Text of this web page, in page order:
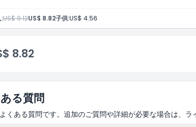
ルポリシー
:US$ 9.12US$ 8.82子供:US$ 4.56
8.82
る質問
くある質問です。追加のご質問や詳細が必要な場合は、